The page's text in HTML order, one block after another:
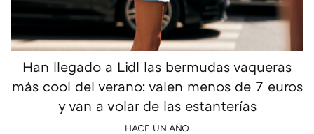
Han llegado a Lidl las bermudas vaqueras
más cool del verano: valen menos de 7 euros
y van a volar de las estanterías
HACE UN AÑO